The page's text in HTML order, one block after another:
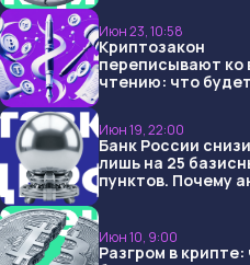
Июн 23, 10:58
Криптозакон
переписывают ко
чтению: что будет
Июн 19, 22:00
Банк России
лишь на 25
пунктов. Почему
Июн 10, 9:00
Разгром в крипте: